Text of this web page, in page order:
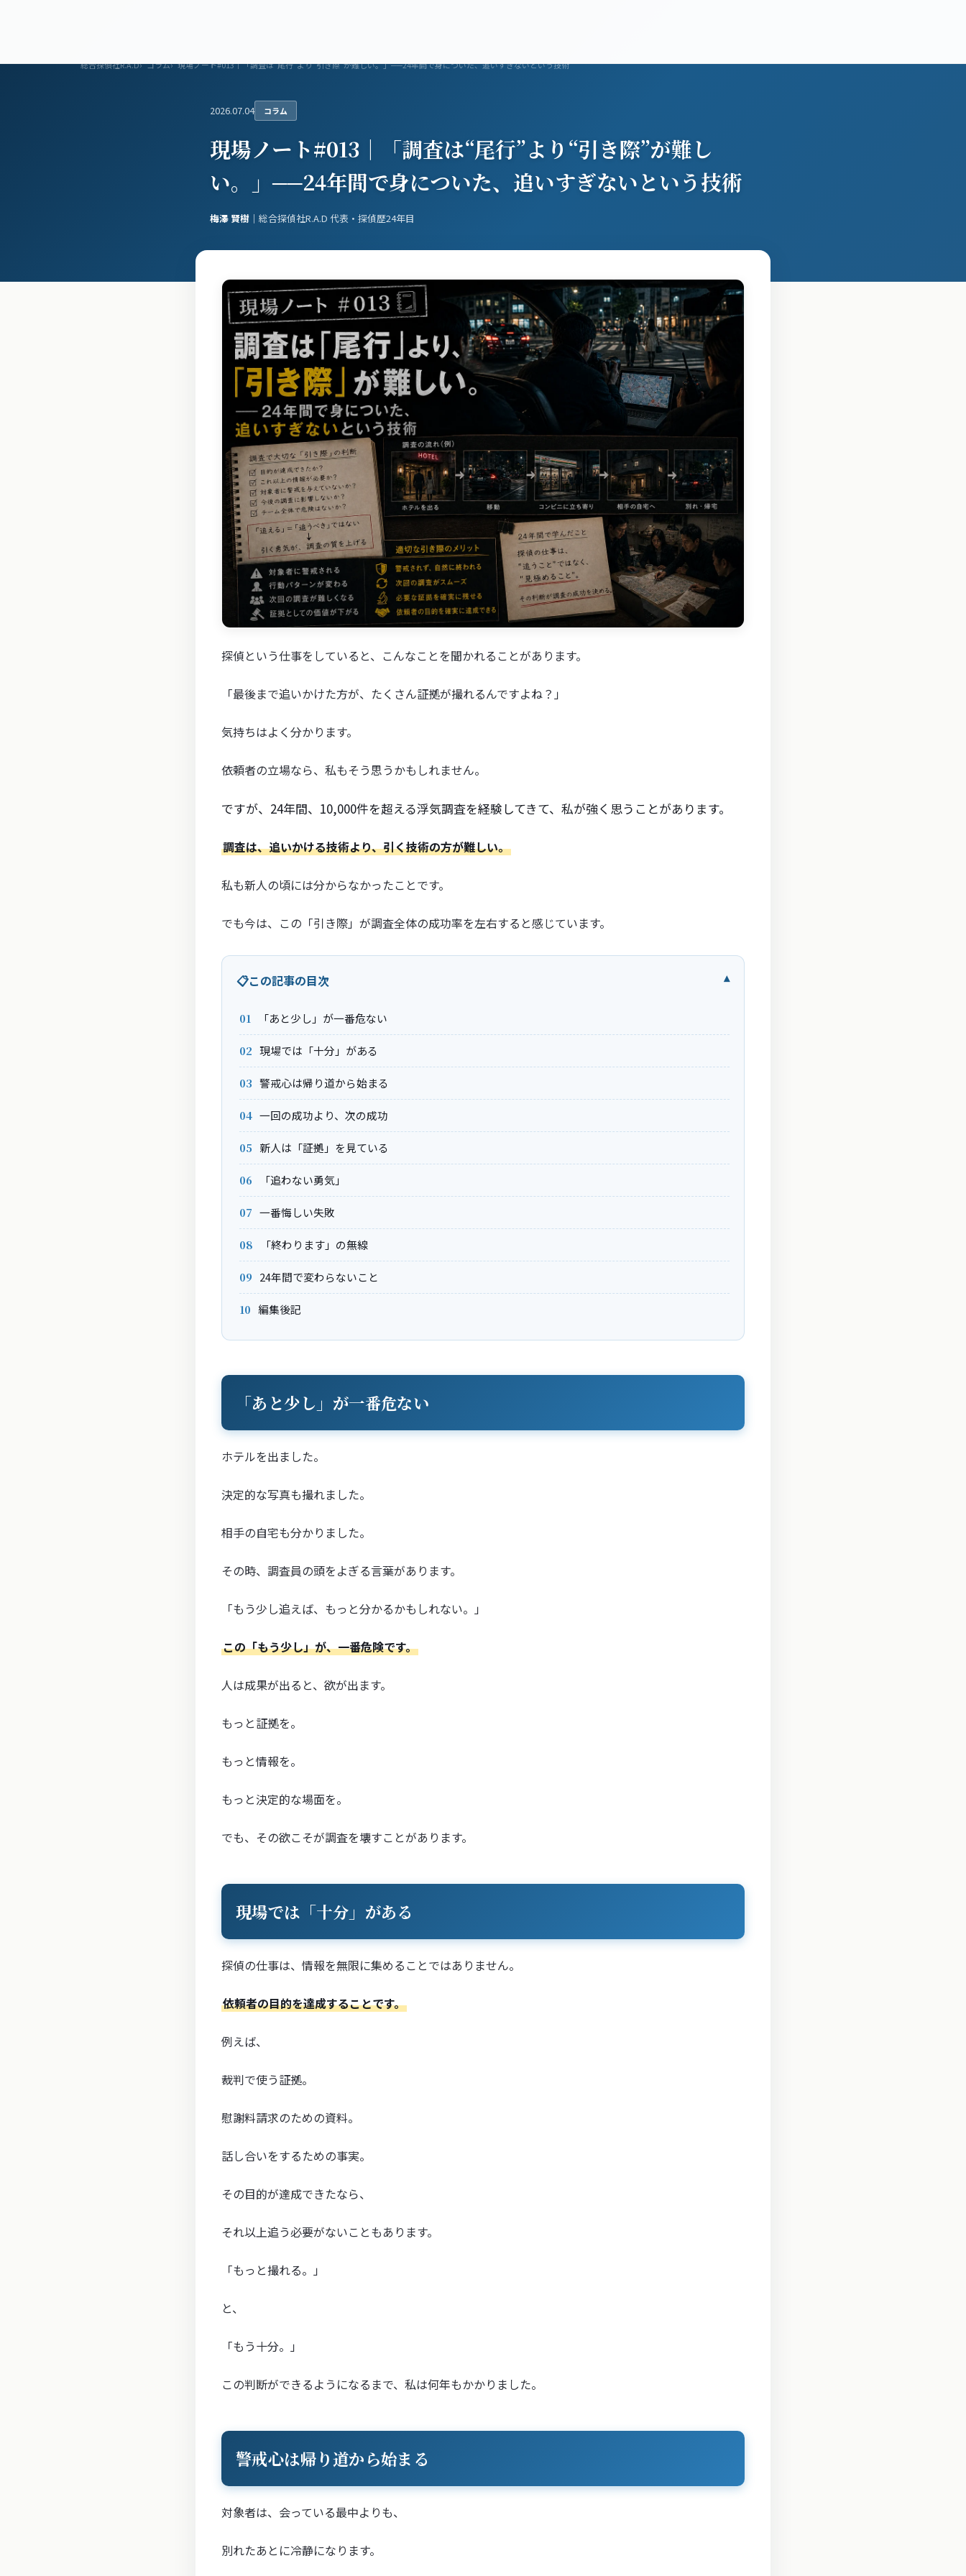
総合探偵社R.A.D コラム 現場ノート#013｜「調査は“尾行”より“引き際”が難しい。」──24年間で身についた、追いすぎないという技術
2026.07.04 コラム
現場ノート#013｜「調査は“尾行”より“引き際”が難し
い。」──24年間で身についた、追いすぎないという技術
梅澤 賢樹 ｜総合探偵社R.A.D 代表・探偵歴24年目
探偵という仕事をしていると、こんなことを聞かれることがあります。
「最後まで追いかけた方が、たくさん証拠が撮れるんですよね？」
気持ちはよく分かります。
依頼者の立場なら、私もそう思うかもしれません。
ですが、24年間、10,000件を超える浮気調査を経験してきて、私が強く思うことがあります。
調査は、追いかける技術より、引く技術の方が難しい。
私も新人の頃には分からなかったことです。
でも今は、この「引き際」が調査全体の成功率を左右すると感じています。
この記事の目次
「あと少し」が一番危ない
現場では「十分」がある
警戒心は帰り道から始まる
一回の成功より、次の成功
新人は「証拠」を見ている
「追わない勇気」
一番悔しい失敗
「終わります」の無線
24年間で変わらないこと
編集後記
「あと少し」が一番危ない
ホテルを出ました。
決定的な写真も撮れました。
相手の自宅も分かりました。
その時、調査員の頭をよぎる言葉があります。
「もう少し追えば、もっと分かるかもしれない。」
この「もう少し」が、一番危険です。
人は成果が出ると、欲が出ます。
もっと証拠を。
もっと情報を。
もっと決定的な場面を。
でも、その欲こそが調査を壊すことがあります。
現場では「十分」がある
探偵の仕事は、情報を無限に集めることではありません。
依頼者の目的を達成することです。
例えば、
裁判で使う証拠。
慰謝料請求のための資料。
話し合いをするための事実。
その目的が達成できたなら、
それ以上追う必要がないこともあります。
「もっと撮れる。」
と、
「もう十分。」
この判断ができるようになるまで、私は何年もかかりました。
警戒心は帰り道から始まる
対象者は、会っている最中よりも、
別れたあとに冷静になります。